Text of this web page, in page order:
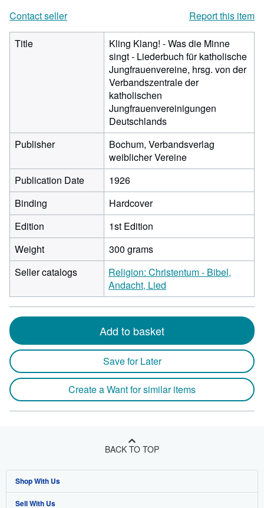
Contact seller
Report this item
Title
Kling Klang! - Was die Minne
singt - Liederbuch für katholische
Jungfrauenvereine, hrsg. von der
Verbandszentrale der
katholischen
Jungfrauenvereinigungen
Deutschlands
Publisher
Bochum, Verbandsverlag
weiblicher Vereine
Publication Date
1926
Binding
Hardcover
Edition
1st Edition
Weight
300 grams
Seller catalogs
Religion: Christentum - Bibel,
Andacht, Lied
Add to basket
Save for Later
Create a Want for similar items
BACK TO TOP
Shop With Us
Advanced Search
Sell With Us